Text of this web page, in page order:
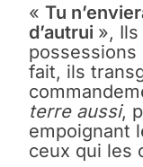
« Tu
d’autrui »,
possessions
fait, ils
terre aussi,
empoignant
ceux qui les